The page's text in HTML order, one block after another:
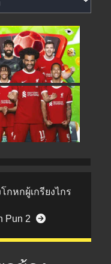
กหกผู้เกรียงไกร
Pun 2